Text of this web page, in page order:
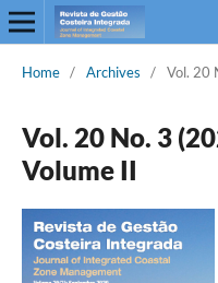
Home / Archives / Vol. 20
Vol. 20 No. 3
Volume II